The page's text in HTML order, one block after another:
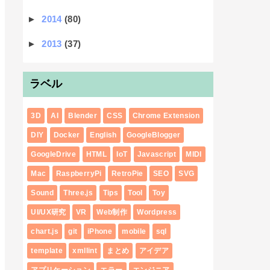
►2014(80)
►2013(37)
ラベル
3D AI Blender CSS Chrome Extension
DIY Docker English GoogleBlogger
GoogleDrive HTML IoT Javascript MIDI
Mac RaspberryPi RetroPie SEO SVG
Sound Three.js Tips Tool Toy
UI/UX研究 VR Web制作 Wordpress
chart.js git iPhone mobile sql
template xmllint まとめ アイデア